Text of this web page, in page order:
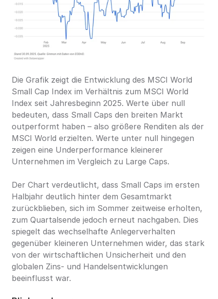
Die Grafik zeigt die Entwicklung des MSCI World
Small Cap Index im Verhältnis zum MSCI World
Index seit Jahresbeginn 2025. Werte über null
bedeuten, dass Small Caps den breiten Markt
outperformt haben – also größere Renditen als der
MSCI World erzielten. Werte unter null hingegen
zeigen eine Underperformance kleinerer
Unternehmen im Vergleich zu Large Caps.
Der Chart verdeutlicht, dass Small Caps im ersten
Halbjahr deutlich hinter dem Gesamtmarkt
zurückblieben, sich im Sommer zeitweise erholten,
zum Quartalsende jedoch erneut nachgaben. Dies
spiegelt das wechselhafte Anlegerverhalten
gegenüber kleineren Unternehmen wider, das stark
von der wirtschaftlichen Unsicherheit und den
globalen Zins- und Handelsentwicklungen
beeinflusst war.